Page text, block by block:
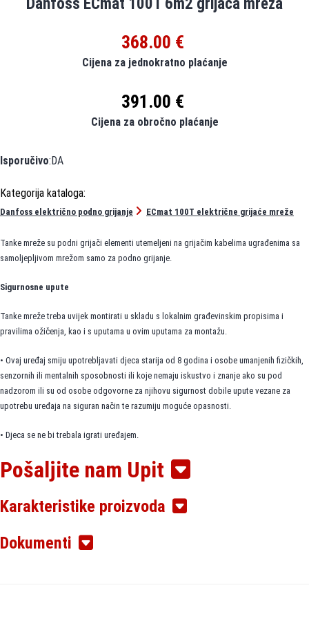
Danfoss ECmat 100T 6m2 grijača mreža
368.00 €
Cijena za jednokratno plaćanje
391.00 €
Cijena za obročno plaćanje
Isporučivo:DA
Danfoss električno podno grijanje ECmat 100T električne grijaće mreže
Tanke mreže su podni grijači elementi utemeljeni na grijačim kabelima ugrađenima sa
samoljepljivom mrežom samo za podno grijanje.
Sigurnosne upute
Tanke mreže treba uvijek montirati u skladu s lokalnim građevinskim propisima i
pravilima ožičenja, kao i s uputama u ovim uputama za montažu.
• Ovaj uređaj smiju upotrebljavati djeca starija od 8 godina i osobe umanjenih fizičkih,
senzornih ili mentalnih sposobnosti ili koje nemaju iskustvo i znanje ako su pod
nadzorom ili su od osobe odgovorne za njihovu sigurnost dobile upute vezane za
upotrebu uređaja na siguran način te razumiju moguće opasnosti.
• Djeca se ne bi trebala igrati uređajem.
• Čišćenje i korisničko održavanje ne smiju provoditi djeca bez nadzora.
odredbama i priključen na diferencijalnu sklopku (FID sklopka).
Pošaljite nam Upit
Karakteristike proizvoda
Dokumenti